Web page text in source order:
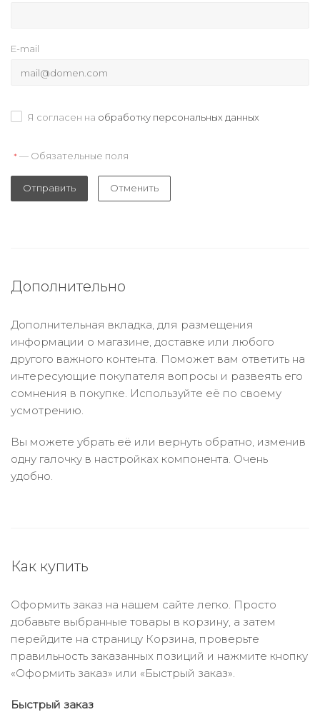
E-mail
Я согласен на обработку персональных данных
* — Обязательные поля
Отправить Отменить
Дополнительно
Дополнительная вкладка, для размещения
информации о магазине, доставке или любого
другого важного контента. Поможет вам ответить на
интересующие покупателя вопросы и развеять его
сомнения в покупке. Используйте её по своему
усмотрению.
Вы можете убрать её или вернуть обратно, изменив
одну галочку в настройках компонента. Очень
удобно.
Как купить
Оформить заказ на нашем сайте легко. Просто
добавьте выбранные товары в корзину, а затем
перейдите на страницу Корзина, проверьте
правильность заказанных позиций и нажмите кнопку
«Оформить заказ» или «Быстрый заказ».
Быстрый заказ